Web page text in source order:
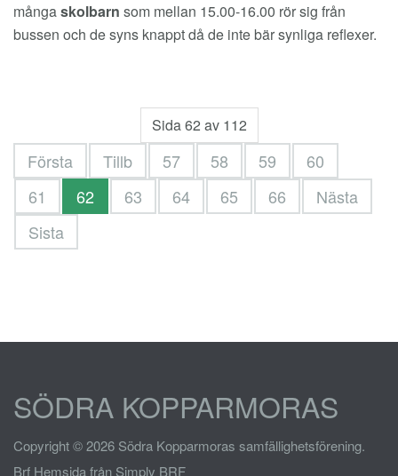
mångaskolbarn som mellan 15.00-16.00 rör sig från
bussen och de syns knappt då de inte bär synliga reflexer.
Sida 62 av 112
Första Tillb 57 58 59
60
61
62 63 64 65 66
Nästa
Sista
SÖDRA KOPPARMORAS
Copyright © 2026 Södra Kopparmoras samfällighetsförening.
Brf Hemsidafrån Simply BRF